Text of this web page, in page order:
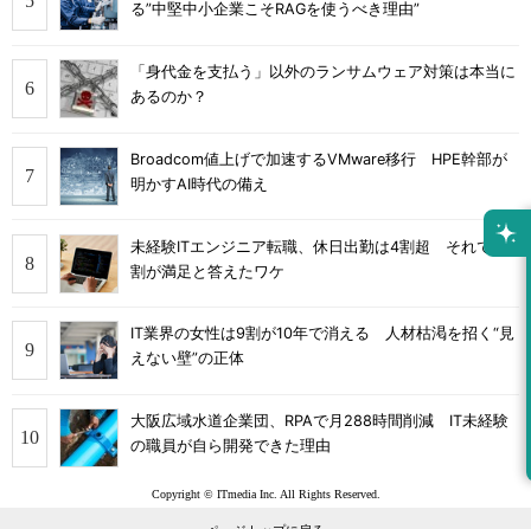
る”中堅中小企業こそRAGを使うべき理由”
「身代金を支払う」以外のランサムウェア対策は本当に
あるのか？
Broadcom値上げで加速するVMware移行 HPE幹部が
明かすAI時代の備え
未経験ITエンジニア転職、休日出勤は4割超 それでも8
割が満足と答えたワケ
IT業界の女性は9割が10年で消える 人材枯渇を招く“見
えない壁”の正体
大阪広域水道企業団、RPAで月288時間削減 IT未経験
の職員が自ら開発できた理由
Copyright © ITmedia Inc. All Rights Reserved.